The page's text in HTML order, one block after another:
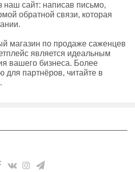
наш сайт: написав письмо,
обратной связи, которая
магазин по продаже саженцев
является идеальным
вашего бизнеса. Более
партнёров, читайте в
.